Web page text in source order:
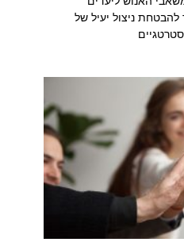
להבטחת ניצול יעיל של